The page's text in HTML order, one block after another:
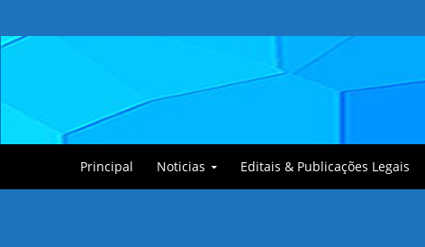
Principal Noticias Editais & Publicações Legais